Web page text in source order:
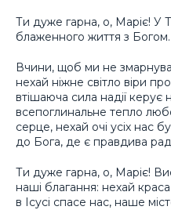
Ти дуже гарна, о, Маріє! У
блаженного життя з Богом.
Вчини, щоб ми не
нехай ніжне світло віри
втішаюча сила надії
всепоглинальне тепло
серце, нехай очі усіх нас
до Бога, де є правдива
Ти дуже гарна, о, Маріє!
наші благання: нехай
в Ісусі спасе нас, наше